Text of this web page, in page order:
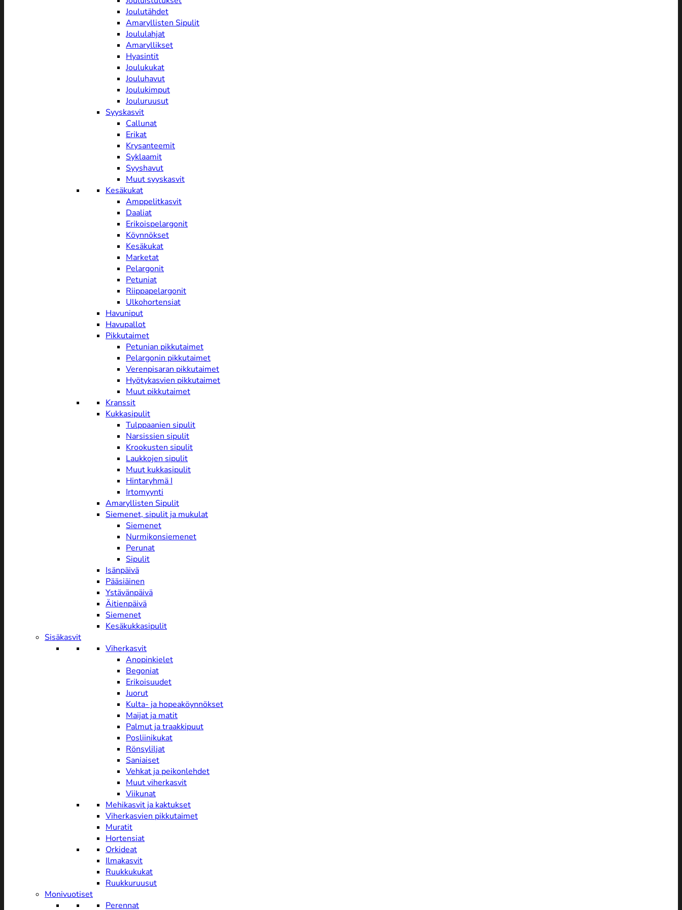
Joulutähdet
Amaryllisten Sipulit
Joululahjat
Amaryllikset
Hyasintit
Joulukukat
Jouluhavut
Joulukimput
Jouluruusut
Syyskasvit
Callunat
Erikat
Krysanteemit
Syklaamit
Syyshavut
Muut syyskasvit
Kesäkukat
Amppelitkasvit
Daaliat
Erikoispelargonit
Köynnökset
Kesäkukat
Marketat
Pelargonit
Petuniat
Riippapelargonit
Ulkohortensiat
Havuniput
Havupallot
Pikkutaimet
Petunian pikkutaimet
Pelargonin pikkutaimet
Verenpisaran pikkutaimet
Hyötykasvien pikkutaimet
Muut pikkutaimet
Kranssit
Kukkasipulit
Tulppaanien sipulit
Narsissien sipulit
Krookusten sipulit
Laukkojen sipulit
Muut kukkasipulit
Hintaryhmä I
Irtomyynti
Amaryllisten Sipulit
Siemenet, sipulit ja mukulat
Siemenet
Nurmikonsiemenet
Perunat
Sipulit
Isänpäivä
Pääsiäinen
Ystävänpäivä
Äitienpäivä
Siemenet
Kesäkukkasipulit
Sisäkasvit
Viherkasvit
Anopinkielet
Begoniat
Erikoisuudet
Juorut
Kulta- ja hopeaköynnökset
Maijat ja matit
Palmut ja traakkipuut
Posliinikukat
Rönsyliljat
Saniaiset
Vehkat ja peikonlehdet
Muut viherkasvit
Viikunat
Mehikasvit ja kaktukset
Viherkasvien pikkutaimet
Muratit
Hortensiat
Orkideat
Ilmakasvit
Ruukkukukat
Ruukkuruusut
Monivuotiset
Perennat